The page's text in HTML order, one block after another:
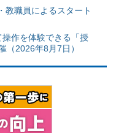
教職員によるスタート
作を体験できる「授
（2026年8月7日）